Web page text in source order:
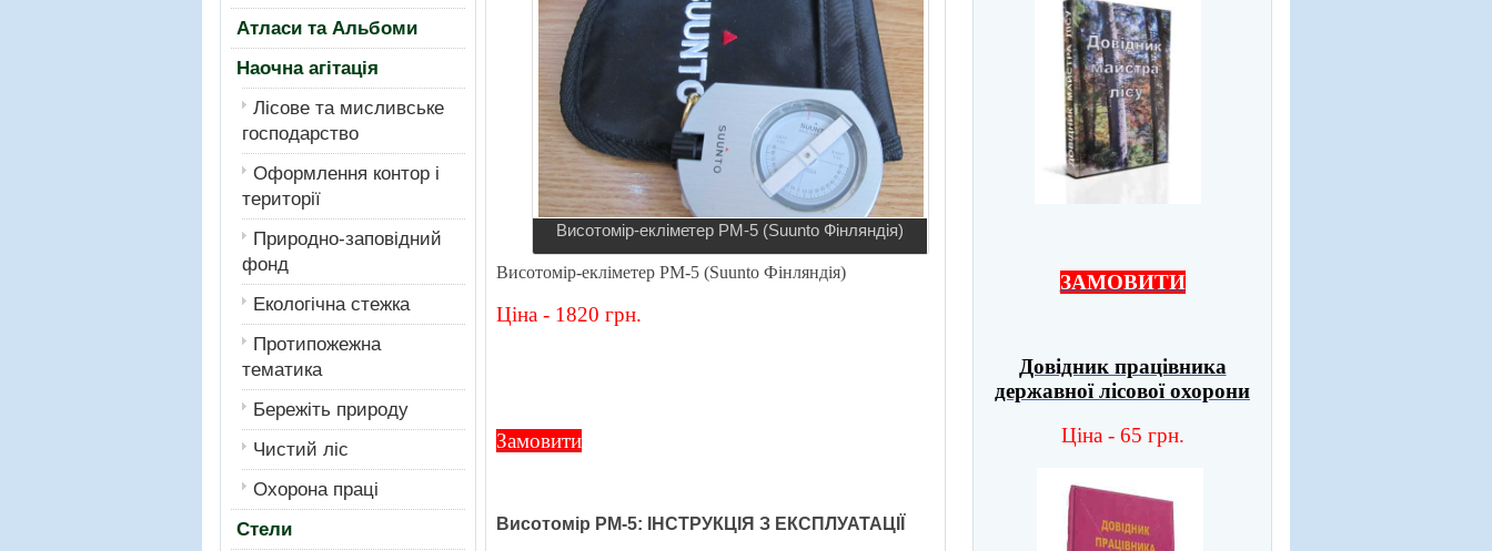
Висотомір-екліметер РМ-5 (Suunto Фінляндія)
Висотомір-екліметер РМ-5 (Suunto Фінляндія)
Ціна - 1820 грн.
Замовити
Висотомір РМ-5: ІНСТРУКЦІЯ З ЕКСПЛУАТАЦІЇ
Атласи та Альбоми
Наочна агітація
Лiсове та мисливське
господарство
Оформлення контор і
території
Природно-заповідний
фонд
Екологiчна стежка
Протипожежна
тематика
Бережiть природу
Чистий лiс
Охорона працi
Стели
ЗАМОВИТИ
Довідник працівника
державної лісової охорони
Ціна - 65 грн.